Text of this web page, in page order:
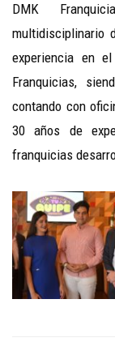
DMK
multidisciplinario
experiencia en
Franquicias,
contando con
30 años de
franquicias